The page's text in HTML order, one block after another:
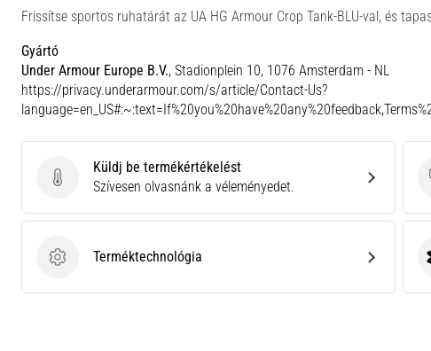
Frissítse sportos ruhatárát az UA HG Armour Crop Tank-BLU-val, és
Gyártó
Under Armour Europe B.V., Stadionplein 10, 1076 Amsterdam - NL
https://privacy.underarmour.com/s/article/Contact-Us?
Küldj be termékértékelést
Küldj be termékértékelést
Szívesen olvasnánk a véleményedet.
Terméktechnológia
Terméktechnológia